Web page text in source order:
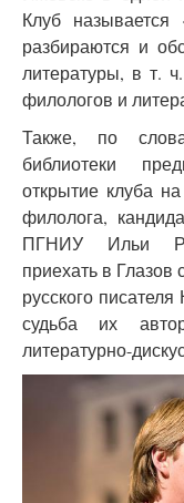
Клуб
разбираются и
литературы, в т.
филологов и
Также, по
библиотеки
открытие клуба
филолога,
ПГНИУ Ильи
приехать в Глазов
русского
судьба их
литературно-